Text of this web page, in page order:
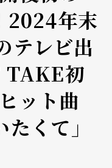
2024年末
テレビ出
TAKE初
ット曲
くて」